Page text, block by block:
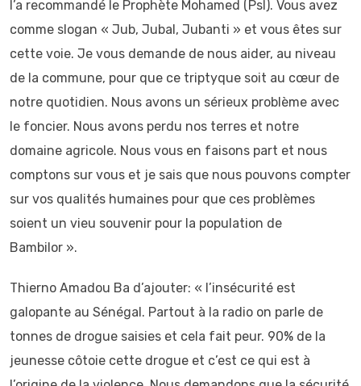
l’a recommandé le Prophète Mohamed (Psl). Vous avez
comme slogan « Jub, Jubal, Jubanti » et vous êtes sur
cette voie. Je vous demande de nous aider, au niveau
de la commune, pour que ce triptyque soit au cœur de
notre quotidien. Nous avons un sérieux problème avec
le foncier. Nous avons perdu nos terres et notre
domaine agricole. Nous vous en faisons part et nous
comptons sur vous et je sais que nous pouvons compter
sur vos qualités humaines pour que ces problèmes
soient un vieu souvenir pour la population de
Bambilor ».
Thierno Amadou Ba d’ajouter: « l’insécurité est
galopante au Sénégal. Partout à la radio on parle de
tonnes de drogue saisies et cela fait peur. 90% de la
jeunesse côtoie cette drogue et c’est ce qui est à